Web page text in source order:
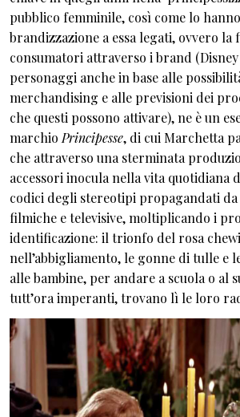
pubblico femminile, così come lo
brandizzazione a essa legati, ovvero la
consumatori attraverso i brand
personaggi anche in base alle
merchandising e alle previsioni dei
che questi possono attivare), ne è un
marchio Principesse, di cui Marchetta
che attraverso una sterminata
accessori inocula nella vita quotidiana
codici degli stereotipi propagandati
filmiche e televisive, moltiplicando i
identificazione: il trionfo del rosa
nell’abbigliamento, le gonne di tulle e
alle bambine, per andare a scuola o al
tutt’ora imperanti, trovano lì le loro